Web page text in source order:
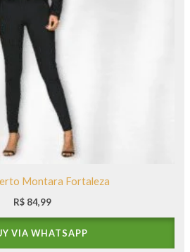
Montara Fortaleza
R$ 84,99
VIA WHATSAPP